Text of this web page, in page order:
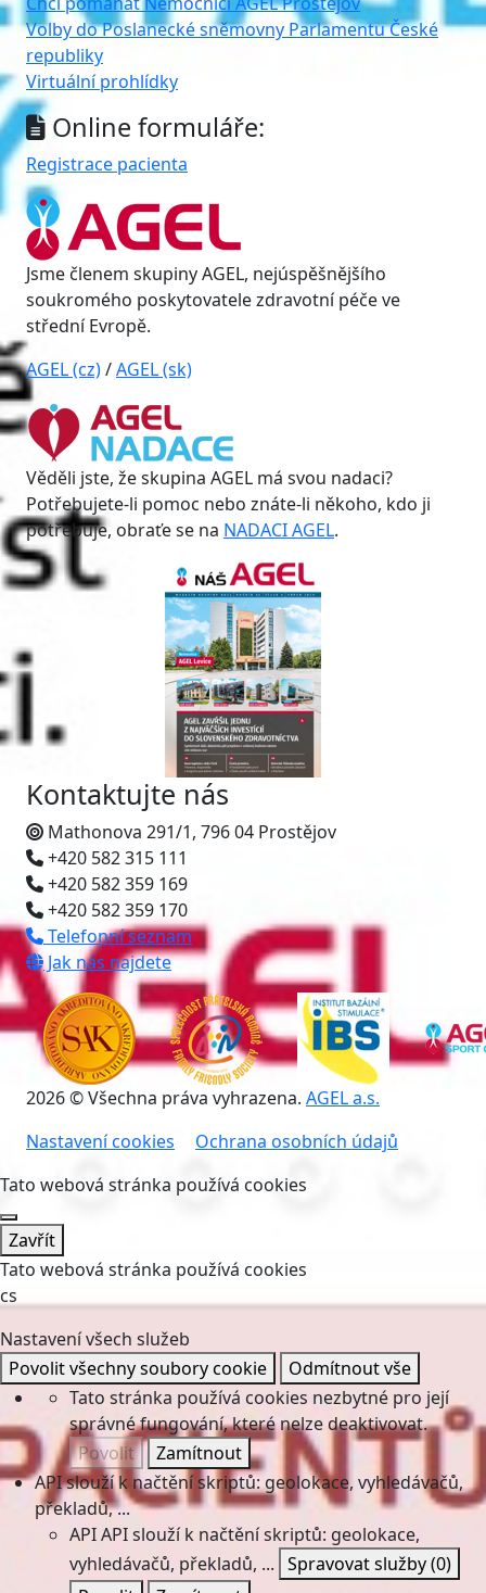
Volby do Poslanecké sněmovny Parlamentu České
republiky
Virtuální prohlídky
Online formuláře:
Registrace pacienta
Jsme členem skupiny AGEL, nejúspěšnějšího
soukromého poskytovatele zdravotní péče ve
střední Evropě.
AGEL (cz)/AGEL (sk)
Věděli jste, že skupina AGEL má svou nadaci?
Potřebujete-li pomoc nebo znáte-li někoho, kdo ji
potřebuje, obraťe se na NADACI AGEL.
Kontaktujte nás
Mathonova 291/1, 796 04 Prostějov
+420 582 315 111
+420 582 359 169
+420 582 359 170
Telefonní seznam
Jak nás najdete
2026 © Všechna práva vyhrazena. AGEL a.s.
Nastavení cookies
Ochrana osobních údajů
Tato webová stránka používá cookies
Zavřít
Tato webová stránka používá cookies
cs
Nastavení všech služeb
Povolit všechny soubory cookie
Odmítnout vše
Tato stránka používá cookies nezbytné pro její
správné fungování, které nelze deaktivovat.
Povolit
Zamítnout
API slouží k načtění skriptů: geolokace, vyhledávačů,
překladů, ...
APIAPI slouží k načtění skriptů: geolokace,
vyhledávačů, překladů, ... Spravovat služby(0)